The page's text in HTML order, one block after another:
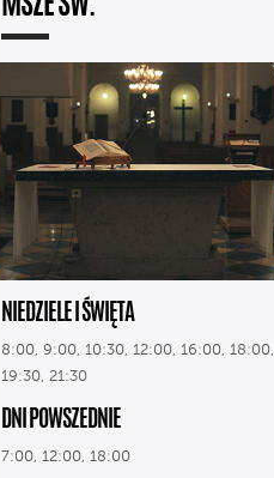
MSZE ŚW.
NIEDZIELE I ŚWIĘTA
8:00, 9:00, 10:30, 12:00, 16:00, 18:00,
19:30, 21:30
DNI POWSZEDNIE
7:00, 12:00, 18:00